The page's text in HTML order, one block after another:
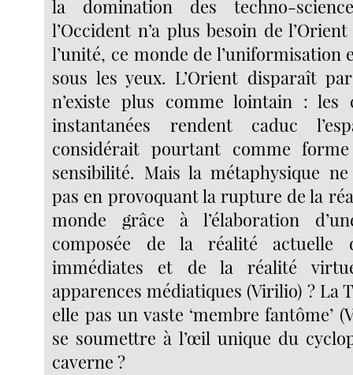
la domination des techno-
l’Occident n’a plus besoin de
l’unité, ce monde de l’uniformisation
sous les yeux. L’Orient disparaît
n’existe plus comme lointain : les
instantanées rendent caduc
considérait pourtant comme
sensibilité. Mais la métaphysique
pas en provoquant la rupture de la
monde grâce à l’élaboration
composée de la réalité actuelle
immédiates et de la réalité
apparences médiatiques (Virilio) ? La
elle pas un vaste ‘membre fantôme’
se soumettre à l’œil unique du
caverne ?